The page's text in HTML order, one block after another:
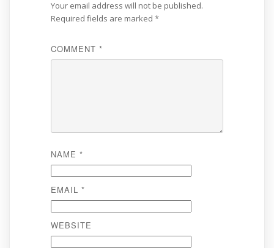
Your email address will not be published.
Required fields are marked *
COMMENT *
NAME *
EMAIL *
WEBSITE